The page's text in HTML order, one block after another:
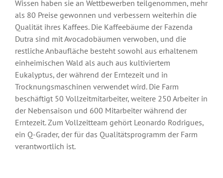
Wissen haben sie an Wettbewerben teilgenommen, mehr
als 80 Preise gewonnen und verbessern weiterhin die
Qualität ihres Kaffees. Die Kaffeebäume der Fazenda
Dutra sind mit Avocadobäumen verwoben, und die
restliche Anbaufläche besteht sowohl aus erhaltenem
einheimischen Wald als auch aus kultiviertem
Eukalyptus, der während der Erntezeit und in
Trocknungsmaschinen verwendet wird. Die Farm
beschäftigt 50 Vollzeitmitarbeiter, weitere 250 Arbeiter in
der Nebensaison und 600 Mitarbeiter während der
Erntezeit. Zum Vollzeitteam gehört Leonardo Rodrigues,
ein Q-Grader, der für das Qualitätsprogramm der Farm
verantwortlich ist.